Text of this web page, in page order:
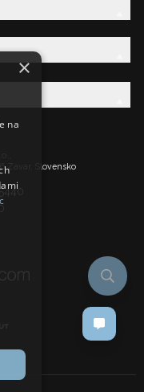
Zavar, Slovensko
×
na